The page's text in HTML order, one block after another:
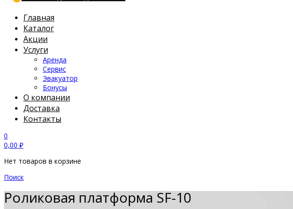
Главная
Каталог
Акции
Услуги
Аренда
Сервис
Эвакуатор
Бонусы
О компании
Доставка
Контакты
0
0,00 ₽
Нет товаров в корзине
Поиск
Роликовая платформа SF-10